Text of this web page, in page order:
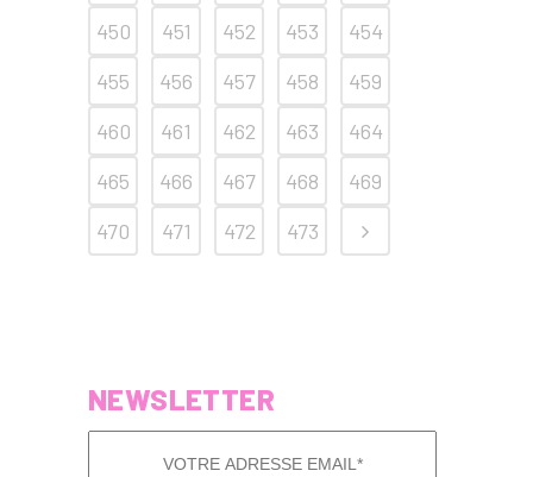
450 451 452 453
454
455
456 457 458
459
460
461 462 463
464
465
466 467 468
469
470
471 472 473
NEWSLETTER